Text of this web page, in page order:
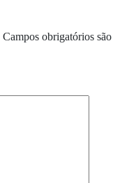
Campos obrigatórios são